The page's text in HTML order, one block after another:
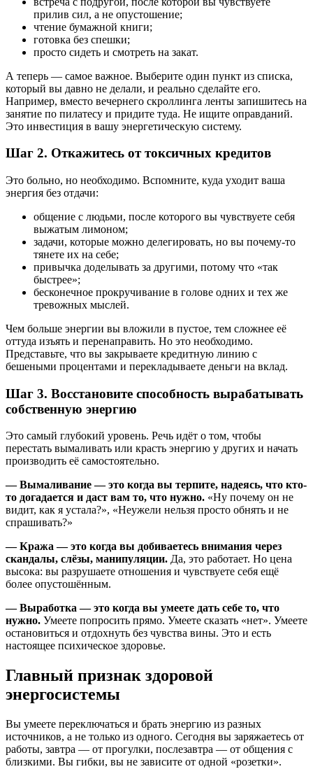
прилив сил, а не опустошение;
чтение бумажной книги;
готовка без спешки;
просто сидеть и смотреть на закат.
А теперь — самое важное. Выберите один пункт из списка,
который вы давно не делали, и реально сделайте его.
Например, вместо вечернего скроллинга ленты запишитесь на
занятие по пилатесу и придите туда. Не ищите оправданий.
Это инвестиция в вашу энергетическую систему.
Шаг 2. Откажитесь от токсичных кредитов
Это больно, но необходимо. Вспомните, куда уходит ваша
энергия без отдачи:
общение с людьми, после которого вы чувствуете себя
выжатым лимоном;
задачи, которые можно делегировать, но вы почему-то
тянете их на себе;
привычка доделывать за другими, потому что «так
быстрее»;
бесконечное прокручивание в голове одних и тех же
тревожных мыслей.
Чем больше энергии вы вложили в пустое, тем сложнее её
оттуда изъять и перенаправить. Но это необходимо.
Представьте, что вы закрываете кредитную линию с
бешеными процентами и перекладываете деньги на вклад.
Шаг 3. Восстановите способность вырабатывать
собственную энергию
Это самый глубокий уровень. Речь идёт о том, чтобы
перестать вымаливать или красть энергию у других и начать
производить её самостоятельно.
― Вымаливание — это когда вы терпите, надеясь, что кто-
то догадается и даст вам то, что нужно. «Ну почему он не
видит, как я устала?», «Неужели нельзя просто обнять и не
спрашивать?»
― Кража — это когда вы добиваетесь внимания через
скандалы, слёзы, манипуляции. Да, это работает. Но цена
высока: вы разрушаете отношения и чувствуете себя ещё
более опустошённым.
― Выработка — это когда вы умеете дать себе то, что
нужно. Умеете попросить прямо. Умеете сказать «нет». Умеете
остановиться и отдохнуть без чувства вины. Это и есть
настоящее психическое здоровье.
Главный признак здоровой
энергосистемы
Вы умеете переключаться и брать энергию из разных
источников, а не только из одного. Сегодня вы заряжаетесь от
работы, завтра — от прогулки, послезавтра — от общения с
близкими. Вы гибки, вы не зависите от одной «розетки».